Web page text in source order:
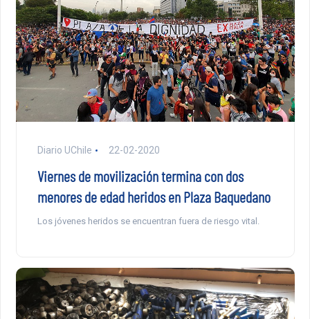
Diario UChile 22-02-2020
Viernes de movilización termina con dos
menores de edad heridos en Plaza Baquedano
Los jóvenes heridos se encuentran fuera de riesgo vital.